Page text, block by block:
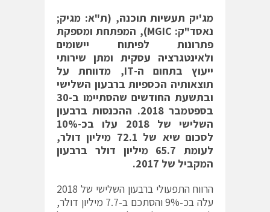
מג'יק תעשיות תוכנה, (ת"א: מגיק;
נאסד"ק: MGIC
), המפתחת ומספקת
פתרונות לפיתוח יישומים
ולאינטגרציה עסקית ומתן שירותי
ייעוץ בתחום ה-IT, מדווחת על
תוצאותיה הכספיות ברבעון השלישי
ובתשעת החודשים שהסתיימו ב-30
בספטמבר 2018. ההכנסות ברבעון
השלישי של 2018 עלו בכ-10%
לסכום שיא של 72.1 מיליון דולר,
לעומת 65.7 מיליון דולר ברבעון
המקביל של 2017.
הרווח התפעולי ברבעון השלישי של 2018
עלה בכ-9% והסתכם ב-7.7 מיליון דולר,